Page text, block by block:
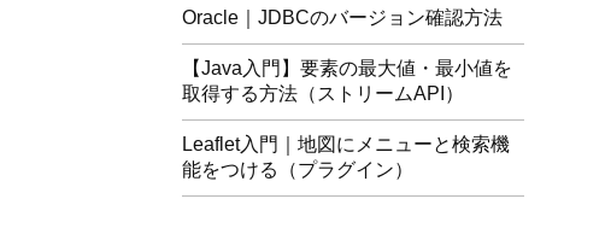
Oracle｜JDBCのバージョン確認方法
【Java入門】要素の最大値・最小値を
取得する方法（ストリームAPI）
Leaflet入門｜地図にメニューと検索機
能をつける（プラグイン）